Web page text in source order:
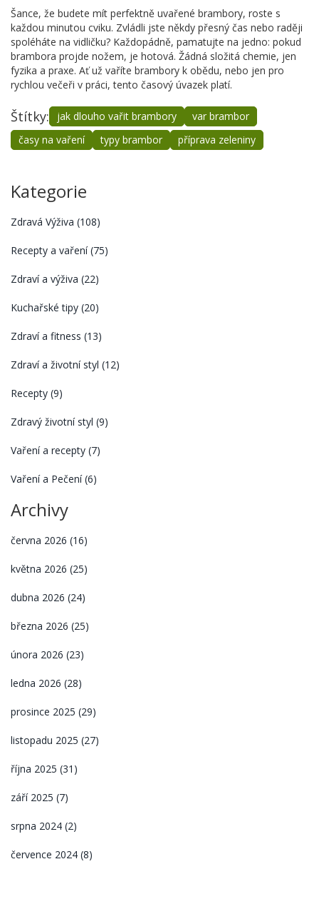
Šance, že budete mít perfektně uvařené brambory, roste s
každou minutou cviku. Zvládli jste někdy přesný čas nebo raději
spoléháte na vidličku? Každopádně, pamatujte na jedno: pokud
brambora projde nožem, je hotová. Žádná složitá chemie, jen
fyzika a praxe. Ať už vaříte brambory k obědu, nebo jen pro
rychlou večeři v práci, tento časový úvazek platí.
Štítky: jak dlouho vařit brambory
var brambor
časy na vaření
typy brambor příprava zeleniny
Kategorie
Zdravá Výživa (108)
Recepty a vaření(75)
Zdraví a výživa (22)
Kuchařské tipy (20)
Zdraví a fitness (13)
Zdraví a životní styl (12)
Recepty (9)
Zdravý životní styl (9)
Vaření a recepty (7)
Vaření a Pečení(6)
Archivy
června 2026 (16)
května 2026 (25)
dubna 2026 (24)
března 2026 (25)
února 2026 (23)
ledna 2026 (28)
prosince 2025 (29)
listopadu 2025 (27)
října 2025 (31)
září 2025 (7)
srpna 2024 (2)
července 2024 (8)